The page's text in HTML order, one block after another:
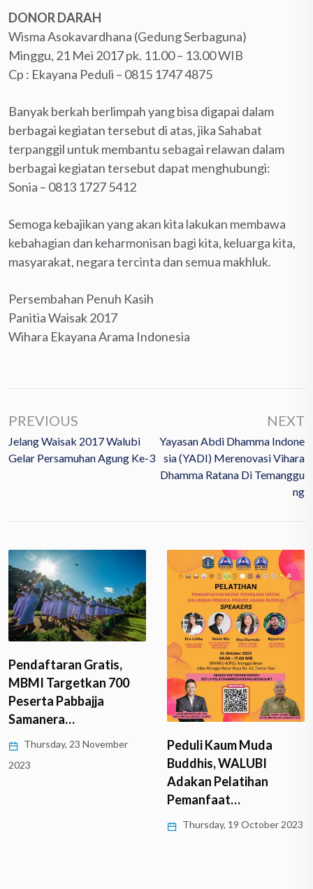
DONOR DARAH
Wisma Asokavardhana (Gedung Serbaguna)
Minggu, 21 Mei 2017 pk. 11.00 – 13.00 WIB
Cp : Ekayana Peduli – ‪0815 1747 4875‬
Banyak berkah berlimpah yang bisa digapai dalam
berbagai kegiatan tersebut di atas, jika Sahabat
terpanggil untuk membantu sebagai relawan dalam
berbagai kegiatan tersebut dapat menghubungi:
Sonia – 0813 1727 5412
Semoga kebajikan yang akan kita lakukan membawa
kebahagian dan keharmonisan bagi kita, keluarga kita,
masyarakat, negara tercinta dan semua makhluk.
Persembahan Penuh Kasih
Panitia Waisak 2017
Wihara Ekayana Arama Indonesia
PREVIOUS
Jelang Waisak 2017 Walubi
Gelar Persamuhan Agung Ke-3
NEXT
Yayasan Abdi Dhamma Indone
Sia (YADI) Merenovasi Vihara
Dhamma Ratana Di Temanggu
Ng
Pendaftaran Gratis,
MBMI Targetkan 700
Peserta Pabbajja
Samanera…
Thursday, 23 November
2023
Peduli Kaum Muda
Buddhis, WALUBI
Adakan Pelatihan
Pemanfaat…
Thursday, 19 October 2023